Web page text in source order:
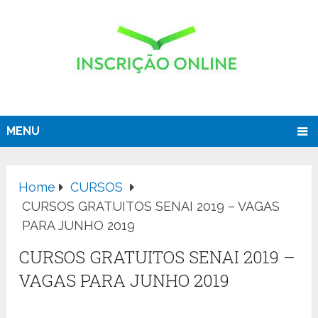
MENU
Home
CURSOS
CURSOS GRATUITOS SENAI 2019 – VAGAS
PARA JUNHO 2019
CURSOS GRATUITOS SENAI 2019 –
VAGAS PARA JUNHO 2019